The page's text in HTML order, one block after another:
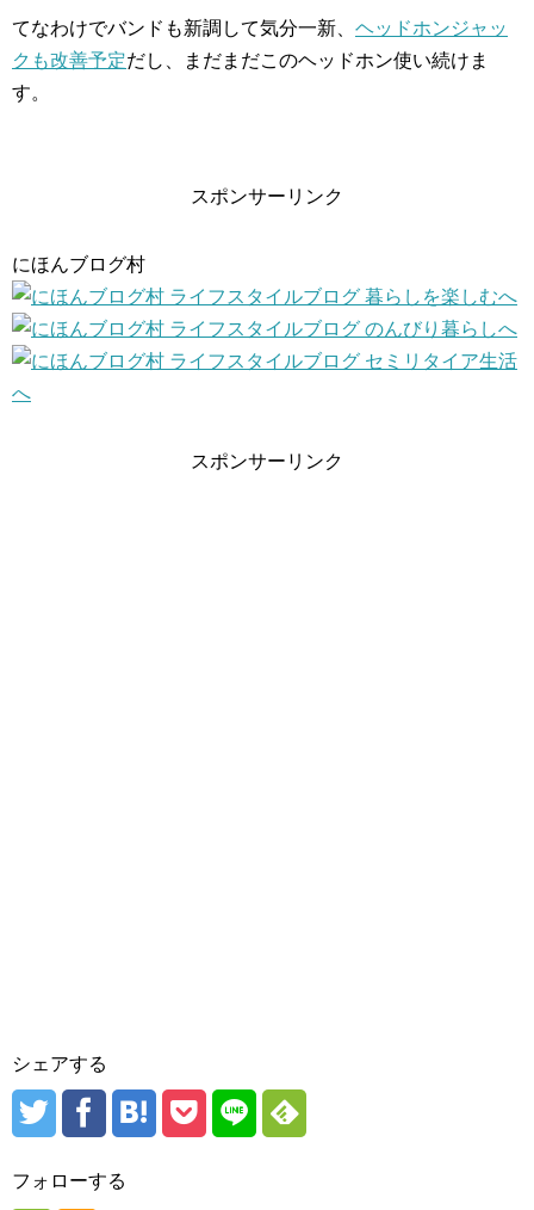
てなわけでバンドも新調して気分一新、 ヘッドホンジャッ
クも改善予定だし、まだまだこのヘッドホン使い続けま
す。
スポンサーリンク
にほんブログ村
スポンサーリンク
シェアする
フォローする